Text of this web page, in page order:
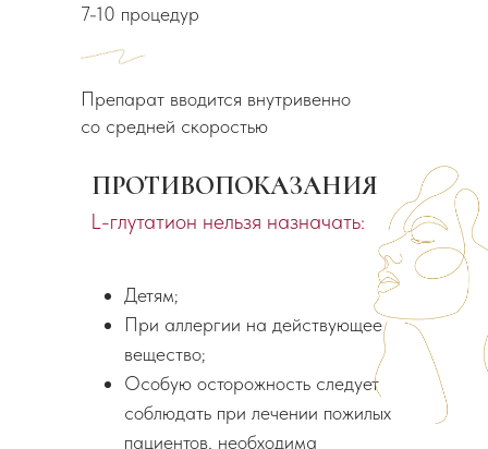
Препарат вводится внутривенно
со средней скоростью
7-10 процедур
Детям;
При аллергии на действующее
вещество;
Особую осторожность следует
соблюдать при лечении пожилых
пациентов, необходима
ПРОТИВОПОКАЗАНИЯ
L-глутатион нельзя назначать: